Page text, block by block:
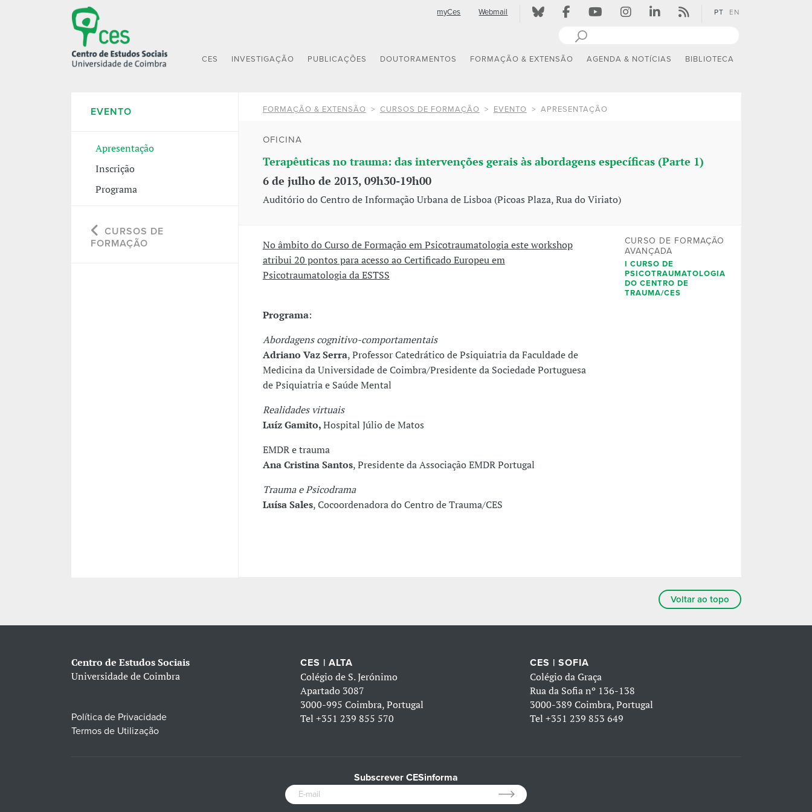
myCes Webmail PT EN
CES INVESTIGAÇÃO PUBLICAÇÕES DOUTORAMENTOS FORMAÇÃO & EXTENSÃO AGENDA & NOTÍCIAS BIBLIOTECA
EVENTO
Apresentação
Inscrição
Programa
CURSOS DE
FORMAÇÃO
FORMAÇÃO & EXTENSÃO CURSOS DE FORMAÇÃO EVENTO APRESENTAÇÃO
OFICINA
Terapêuticas no trauma: das intervenções gerais às abordagens específicas (Parte 1)
6 de julho de 2013, 09h30-19h00
Auditório do Centro de Informação Urbana de Lisboa (Picoas Plaza, Rua do Viriato)
No âmbito do Curso de Formação em Psicotraumatologia este workshop
atribui 20 pontos para acesso ao Certificado Europeu em
Psicotraumatologia da ESTSS
Programa:
Abordagens cognitivo-comportamentais
Adriano Vaz Serra, Professor Catedrático de Psiquiatria da Faculdade de
Medicina da Universidade de Coimbra/Presidente da Sociedade Portuguesa
de Psiquiatria e Saúde Mental
Realidades virtuais
Luíz Gamito,Hospital Júlio de Matos
EMDR e trauma
Ana Cristina Santos, Presidente da Associação EMDR Portugal
Trauma e Psicodrama
Luísa Sales, Cocoordenadora do Centro de Trauma/CES
CURSO DE FORMAÇÃO
AVANÇADA
I CURSO DE
PSICOTRAUMATOLOGIA
DO CENTRO DE
TRAUMA/CES
Voltar ao topo
Centro de Estudos Sociais
Universidade de Coimbra
Política de Privacidade
Termos de Utilização
CES | ALTA
Colégio de S. Jerónimo
Apartado 3087
3000-995 Coimbra, Portugal
Tel+351 239 855 570
CES | SOFIA
Colégio da Graça
Rua da Sofia nº 136-138
3000-389 Coimbra, Portugal
Tel +351 239 853 649
Subscrever CESinforma